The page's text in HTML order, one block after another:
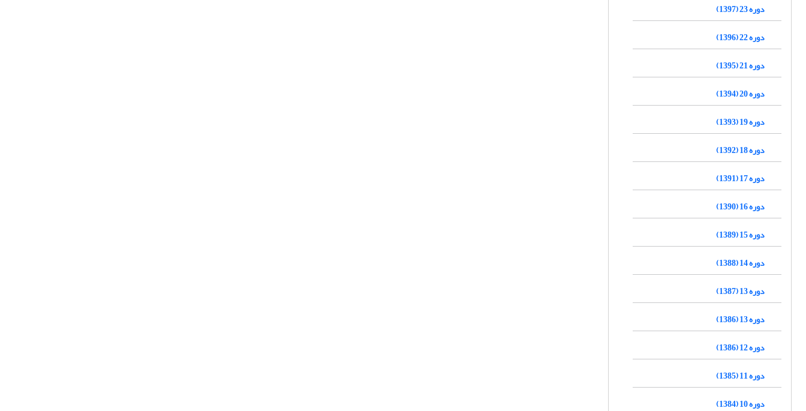
دوره 23 (1397)
دوره 22 (1396)
دوره 21 (1395)
دوره 20 (1394)
دوره 19 (1393)
دوره 18 (1392)
دوره 17 (1391)
دوره 16 (1390)
دوره 15 (1389)
دوره 14 (1388)
دوره 13 (1387)
دوره 13 (1386)
دوره 12 (1386)
دوره 11 (1385)
دوره 10 (1384)